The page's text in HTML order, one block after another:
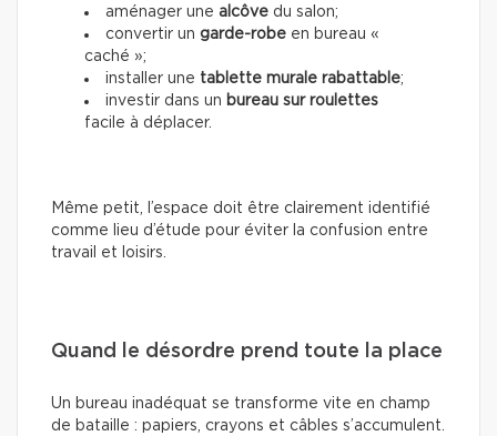
aménager une alcôve du salon;
convertir un garde-robe en bureau «
caché »;
installer une tablette murale rabattable;
investir dans un bureau sur roulettes
facile à déplacer.
Même petit, l’espace doit être clairement identifié
comme lieu d’étude pour éviter la confusion entre
travail et loisirs.
Quand le désordre prend toute la place
Un bureau inadéquat se transforme vite en champ
de bataille : papiers, crayons et câbles s’accumulent.